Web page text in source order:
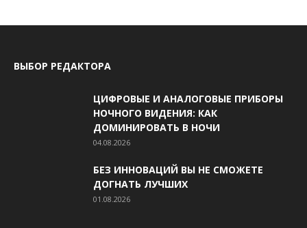
ВЫБОР РЕДАКТОРА
ЦИФРОВЫЕ И АНАЛОГОВЫЕ ПРИБОРЫ
НОЧНОГО ВИДЕНИЯ: КАК
ДОМИНИРОВАТЬ В НОЧИ
04.08.2026
БЕЗ ИННОВАЦИЙ ВЫ НЕ СМОЖЕТЕ
ДОГНАТЬ ЛУЧШИХ
01.08.2026